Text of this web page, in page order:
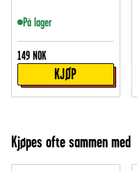
På lager
149 NOK
KJØP
Kjøpes ofte sammen med